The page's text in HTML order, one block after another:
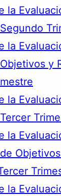
la
la
y
la
la
la